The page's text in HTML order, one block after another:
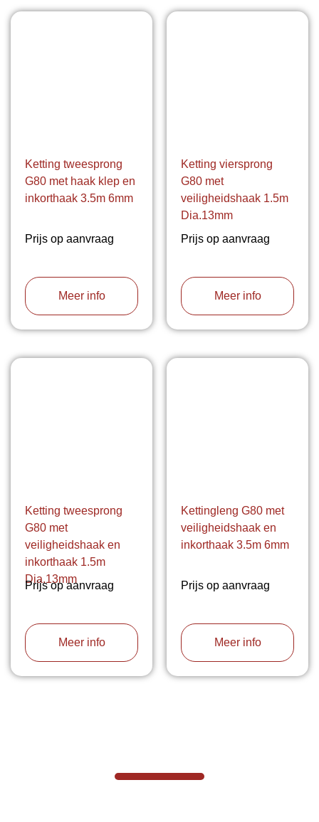
Ketting tweesprong
G80 met haak klep en
inkorthaak 3.5m 6mm
Prijs op aanvraag
Meer info
Ketting viersprong
G80 met
veiligheidshaak 1.5m
Dia.13mm
Prijs op aanvraag
Meer info
Ketting tweesprong
G80 met
veiligheidshaak en
inkorthaak 1.5m
Dia.13mm
Prijs op aanvraag
Meer info
Kettingleng G80 met
veiligheidshaak en
inkorthaak 3.5m 6mm
Prijs op aanvraag
Meer info